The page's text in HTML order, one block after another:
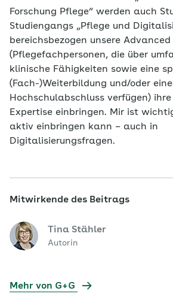
Forschung Pflege“ werden auch
Studiengangs „Pflege und
bereichsbezogen unsere
(Pflegefachpersonen, die über
klinische Fähigkeiten sowie eine
(Fach-)Weiterbildung und/oder
Hochschulabschluss verfügen)
Expertise einbringen. Mir ist
aktiv einbringen kann – auch in
Digitalisierungsfragen.
Mitwirkende des Beitrags
Tina Stähler
Autorin
Mehr von G+G